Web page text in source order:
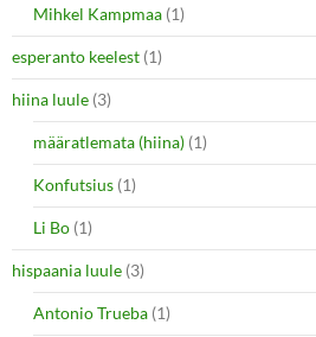
Mihkel Kampmaa (1)
esperanto keelest (1)
hiina luule (3)
määratlemata (hiina) (1)
Konfutsius (1)
Li Bo (1)
hispaania luule (3)
Antonio Trueba (1)